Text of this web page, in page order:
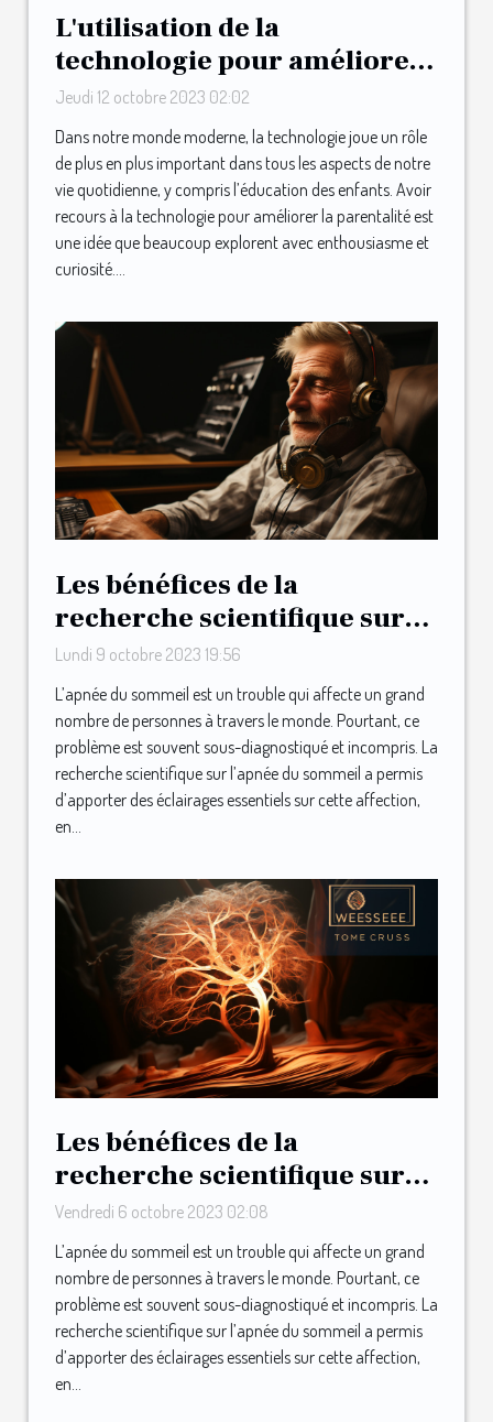
L'utilisation de la
technologie pour améliorer
la parentalité : le cas de May
Jeudi 12 octobre 2023 02:02
Dans notre monde moderne, la technologie joue un rôle
de plus en plus important dans tous les aspects de notre
vie quotidienne, y compris l’éducation des enfants. Avoir
recours à la technologie pour améliorer la parentalité est
une idée que beaucoup explorent avec enthousiasme et
curiosité....
Les bénéfices de la
recherche scientifique sur
l'apnée du sommeil
Lundi 9 octobre 2023 19:56
L’apnée du sommeil est un trouble qui affecte un grand
nombre de personnes à travers le monde. Pourtant, ce
problème est souvent sous-diagnostiqué et incompris. La
recherche scientifique sur l’apnée du sommeil a permis
d’apporter des éclairages essentiels sur cette affection,
en...
Les bénéfices de la
recherche scientifique sur
l’apnée du sommeil
Vendredi 6 octobre 2023 02:08
L’apnée du sommeil est un trouble qui affecte un grand
nombre de personnes à travers le monde. Pourtant, ce
problème est souvent sous-diagnostiqué et incompris. La
recherche scientifique sur l’apnée du sommeil a permis
d’apporter des éclairages essentiels sur cette affection,
en...